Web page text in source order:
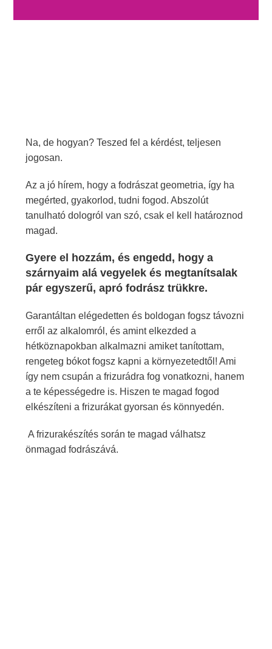
Na, de hogyan? Teszed fel a kérdést, teljesen
jogosan.
Az a jó hírem, hogy a fodrászat geometria, így ha
megérted, gyakorlod, tudni fogod. Abszolút
tanulható dologról van szó, csak el kell határoznod
magad.
Gyere el hozzám, és engedd, hogy a
szárnyaim alá vegyelek és megtanítsalak
pár egyszerű, apró fodrász trükkre.
Garantáltan elégedetten és boldogan fogsz távozni
erről az alkalomról, és amint elkezded a
hétköznapokban alkalmazni amiket tanítottam,
rengeteg bókot fogsz kapni a környezetedtől! Ami
így nem csupán a frizurádra fog vonatkozni, hanem
a te képességedre is. Hiszen te magad fogod
elkészíteni a frizurákat gyorsan és könnyedén.
A frizurakészítés során te magad válhatsz
önmagad fodrászává.